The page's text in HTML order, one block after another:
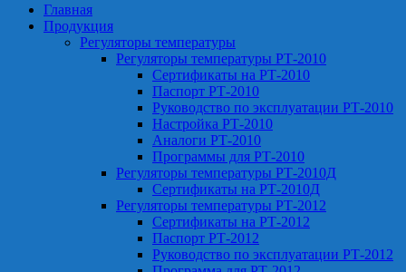
Главная
Продукция
Регуляторы температуры
Регуляторы температуры РТ-2010
Сертификаты на РТ-2010
Паспорт РТ-2010
Руководство по эксплуатации РТ-2010
Настройка РТ-2010
Аналоги РТ-2010
Программы для РТ-2010
Регуляторы температуры РТ-2010Д
Сертификаты на РТ-2010Д
Регуляторы температуры РТ-2012
Сертификаты на РТ-2012
Паспорт РТ-2012
Руководство по эксплуатации РТ-2012